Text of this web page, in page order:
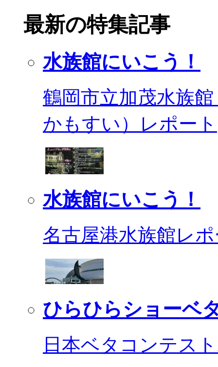
最新の特集記事
水族館にいこう！
鶴岡市立加茂水族
かもすい）レポート
水族館にいこう！
名古屋港水族館レ
ひらひらショーベ
日本ベタコンテス